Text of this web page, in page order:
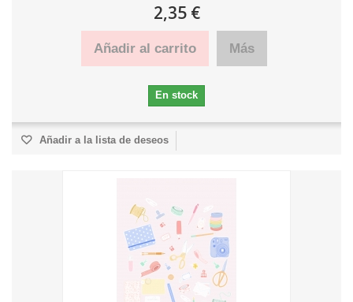
2,35 €
Añadir al carrito Más
En stock
Añadir a la lista de deseos